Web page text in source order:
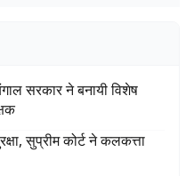
सरकार ने बनायी विशेष
सुप्रीम कोर्ट ने कलकत्ता